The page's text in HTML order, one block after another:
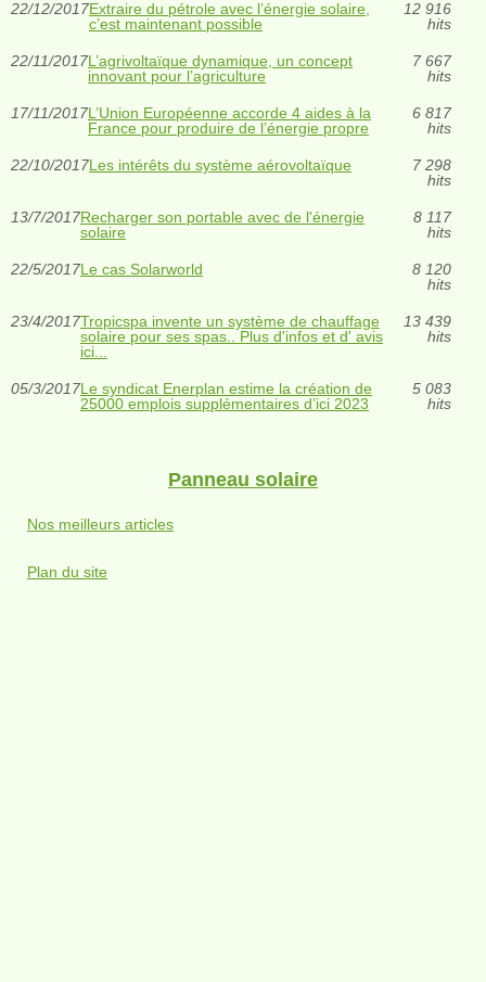
22/12/2017Extraire du pétrole avec l’énergie solaire,
c’est maintenant possible
12 916
hits
22/11/2017L’agrivoltaïque dynamique, un concept
innovant pour l’agriculture
7 667
hits
17/11/2017L’Union Européenne accorde 4 aides à la
France pour produire de l’énergie propre
6 817
hits
22/10/2017Les intérêts du système aérovoltaïque
7 298
hits
13/7/2017Recharger son portable avec de l'énergie
solaire
8 117
hits
22/5/2017Le cas Solarworld
8 120
hits
23/4/2017Tropicspa invente un système de chauffage
solaire pour ses spas.. Plus d'infos et d' avis
ici...
13 439
hits
05/3/2017Le syndicat Enerplan estime la création de
25000 emplois supplémentaires d’ici 2023
5 083
hits
Panneau solaire
Nos meilleurs articles
Plan du site